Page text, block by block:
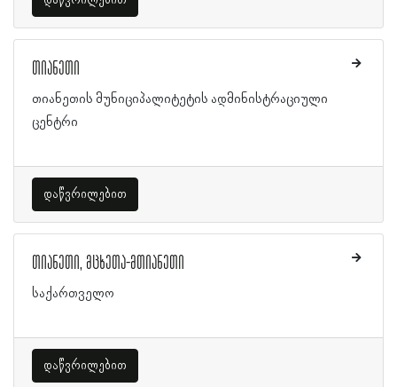
თიანეთი
თიანეთის მუნიციპალიტეტის ადმინისტრაციული
ცენტრი
დაწვრილებით
თიანეთი, მცხეთა-მთიანეთი
საქართველო
დაწვრილებით